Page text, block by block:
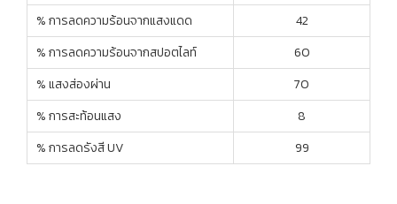
% การลดความร้อนจากแสงแดด
42
% การลดความร้อนจากสปอตไลท์
60
% แสงส่องผ่าน
70
% การสะท้อนแสง
8
% การลดรังสี UV
99